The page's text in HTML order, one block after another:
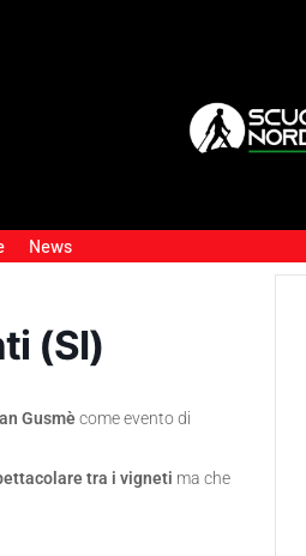
News
(SI)
Gusmè come evento di
tra i vigneti ma che